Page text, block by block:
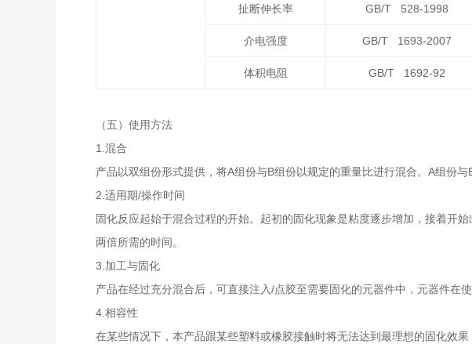
扯断伸长率 GB/T 528-1998
介电强度 GB/T 1693-2007
体积电阻 GB/T 1692-92
（五）使用方法
1.混合
产品以双组份形式提供，将A组份与B组份以规定的重量比进行混合。A组份
2.适用期/操作时间
固化反应起始于混合过程的开始。起初的固化现象是粘度逐步增加，接着开
两倍所需的时间。
3.加工与固化
产品在经过充分混合后，可直接注入/点胶至需要固化的元器件中，元器件在
4.相容性
在某些情况下，本产品跟某些塑料或橡胶接触时将无法达到最理想的固化效